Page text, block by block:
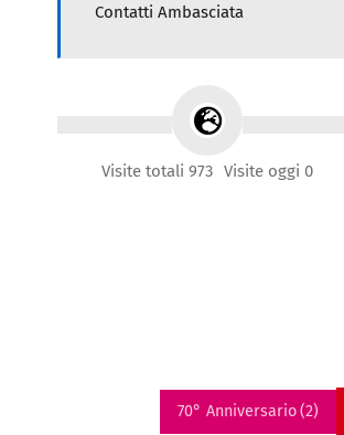
Contatti Ambasciata
Visite totali 973 Visite oggi 0
70° Anniversario (2)